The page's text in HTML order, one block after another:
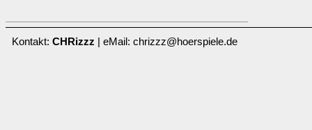
Kontakt: CHRizzz | eMail: chrizzz@hoerspiele.de